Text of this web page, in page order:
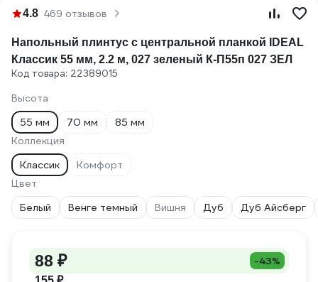
4.8 469 отзывов
Напольный плинтус с центральной планкой IDEAL
Классик 55 мм, 2.2 м, 027 зеленый К-П55п 027 ЗЕЛ
Код товара: 22389015
Высота
55 мм
70 мм
85 мм
Коллекция
Классик
Комфорт
Цвет
Белый
Венге темный Вишня Дуб Дуб Айсберг
88 ₽ -43%